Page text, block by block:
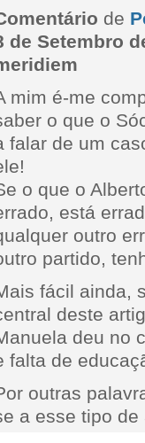
de
de Setembro
mim é-me
o que o
falar de um
o que o
está
outro
partido,
fácil ainda,
deste
deu no
falta de
outras
a esse tipo